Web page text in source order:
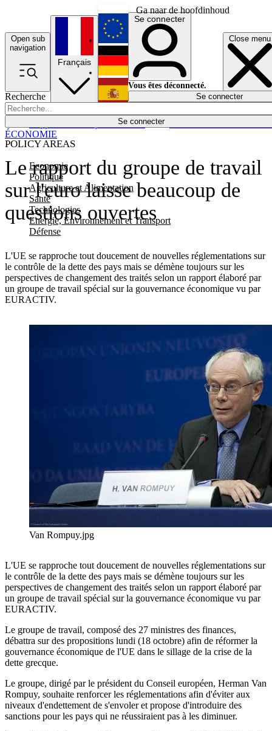
Ga naar de hoofdinhoud
Open sub
navigation
Close menu
Recherche
Se connecter
POLICY AREAS
Economie
Politique
Agriculture et Alimentation
Santé
Technologies
Energie, Environnement et Transport
Défense
Économie
Français
English
Deutsch
Español
Se connecter
Vous êtes déconnecté.
Se connecter
Le rapport du groupe de travail
sur l'euro laisse beaucoup de
questions ouvertes
L'UE se rapproche tout doucement de nouvelles réglementations sur
le contrôle de la dette des pays mais se démène toujours sur les
perspectives de changement des traités selon un rapport élaboré par
un groupe de travail spécial sur la gouvernance économique vu par
EURACTIV.
ÉCONOMIE
Van Rompuy.jpg
L'UE se rapproche tout doucement de nouvelles réglementations sur
le contrôle de la dette des pays mais se démène toujours sur les
perspectives de changement des traités selon un rapport élaboré par
un groupe de travail spécial sur la gouvernance économique vu par
EURACTIV.
Le groupe de travail, composé des 27 ministres des finances,
débattra sur des propositions lundi (18 octobre) afin de réformer la
gouvernance économique de l'UE dans le sillage de la crise de la
dette grecque.
Le groupe, dirigé par le président du Conseil européen, Herman Van
Rompuy, souhaite renforcer les réglementations afin d'éviter aux
niveaux d'endettement de s'envoler et propose d'introduire des
sanctions pour les pays qui ne réussiraient pas à les diminuer.